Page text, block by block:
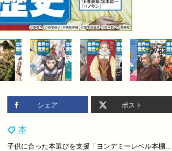
シェア ポスト
本
子供に合った本選びを支援「ヨンデミーレベル本棚」くまざわ書店で展開